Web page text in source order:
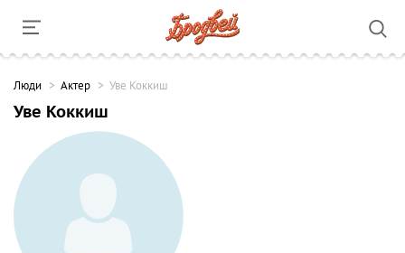
Люди Актер Уве Коккиш
Уве Коккиш